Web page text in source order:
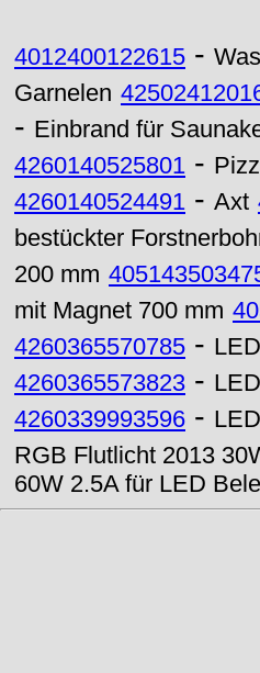
4012400122615 -
Garnelen
- Einbrand für
4260140525801 -
4260140524491 - Axt
bestückter
200 mm
mit Magnet 700 mm
4260365570785 -
4260365573823 -
4260339993596 -
RGB Flutlicht 2013
60W 2.5A für LED